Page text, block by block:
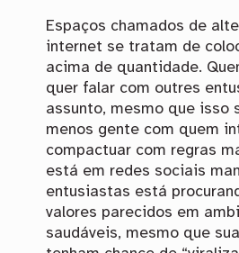
Espaços chamados de
internet se tratam de
acima de quantidade.
quer falar com outres
assunto, mesmo que isso
menos gente com quem
compactuar com regras
está em redes sociais
entusiastas está
valores parecidos em
saudáveis, mesmo que